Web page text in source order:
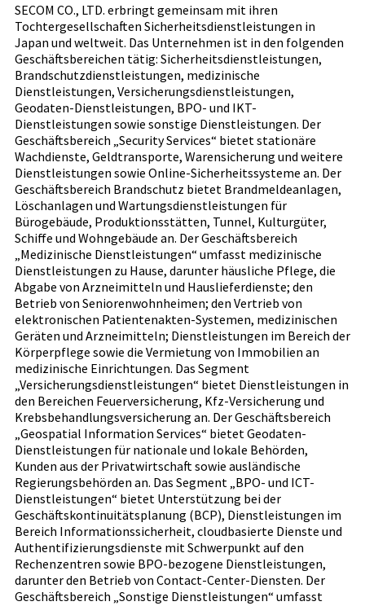
SECOM CO., LTD. erbringt gemeinsam mit ihren
Tochtergesellschaften Sicherheitsdienstleistungen in
Japan und weltweit. Das Unternehmen ist in den folgenden
Geschäftsbereichen tätig: Sicherheitsdienstleistungen,
Brandschutzdienstleistungen, medizinische
Dienstleistungen, Versicherungsdienstleistungen,
Geodaten-Dienstleistungen, BPO- und IKT-
Dienstleistungen sowie sonstige Dienstleistungen. Der
Geschäftsbereich „Security Services“ bietet stationäre
Wachdienste, Geldtransporte, Warensicherung und weitere
Dienstleistungen sowie Online-Sicherheitssysteme an. Der
Geschäftsbereich Brandschutz bietet Brandmeldeanlagen,
Löschanlagen und Wartungsdienstleistungen für
Bürogebäude, Produktionsstätten, Tunnel, Kulturgüter,
Schiffe und Wohngebäude an. Der Geschäftsbereich
„Medizinische Dienstleistungen“ umfasst medizinische
Dienstleistungen zu Hause, darunter häusliche Pflege, die
Abgabe von Arzneimitteln und Hauslieferdienste; den
Betrieb von Seniorenwohnheimen; den Vertrieb von
elektronischen Patientenakten-Systemen, medizinischen
Geräten und Arzneimitteln; Dienstleistungen im Bereich der
Körperpflege sowie die Vermietung von Immobilien an
medizinische Einrichtungen. Das Segment
„Versicherungsdienstleistungen“ bietet Dienstleistungen in
den Bereichen Feuerversicherung, Kfz-Versicherung und
Krebsbehandlungsversicherung an. Der Geschäftsbereich
„Geospatial Information Services“ bietet Geodaten-
Dienstleistungen für nationale und lokale Behörden,
Kunden aus der Privatwirtschaft sowie ausländische
Regierungsbehörden an. Das Segment „BPO- und ICT-
Dienstleistungen“ bietet Unterstützung bei der
Geschäftskontinuitätsplanung (BCP), Dienstleistungen im
Bereich Informationssicherheit, cloudbasierte Dienste und
Authentifizierungsdienste mit Schwerpunkt auf den
Rechenzentren sowie BPO-bezogene Dienstleistungen,
darunter den Betrieb von Contact-Center-Diensten. Der
Geschäftsbereich „Sonstige Dienstleistungen“ umfasst